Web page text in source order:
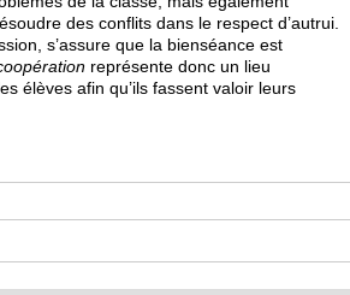
des conflits dans le respect d’autrui.
s’assure que la bienséance est
représente donc un lieu
élèves afin qu’ils fassent valoir leurs